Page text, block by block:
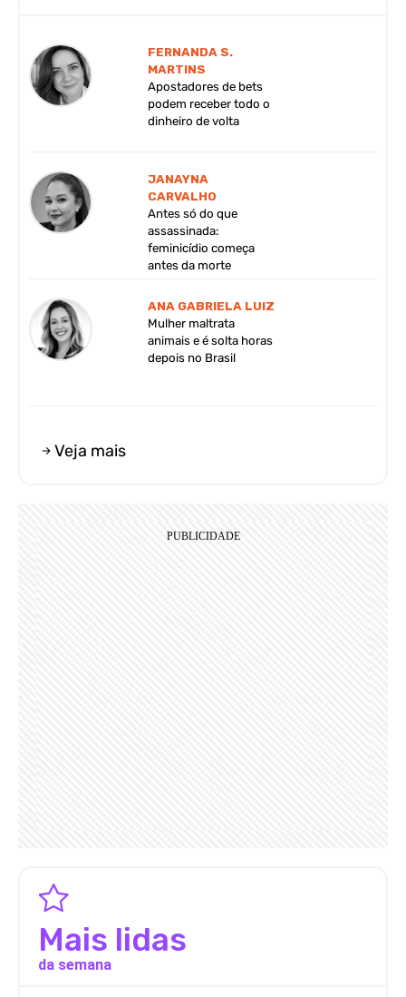
FERNANDA S.
MARTINS
Apostadores de bets
podem receber todo o
dinheiro de volta
JANAYNA
CARVALHO
Antes só do que
assassinada:
feminicídio começa
antes da morte
ANA GABRIELA LUIZ
Mulher maltrata
animais e é solta horas
depois no Brasil
Veja mais
Mais lidas
da semana